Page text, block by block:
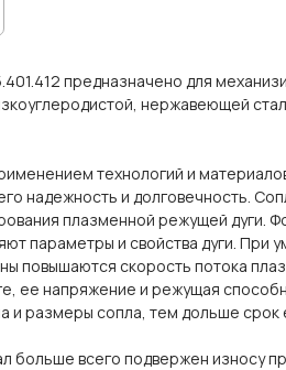
предназначено для
нержавеющей
технологий и
надежность и долговечность.
плазменной режущей дуги.
параметры и свойства дуги. При
повышаются скорость потока
ее напряжение и режущая
и размеры сопла, тем дольше срок
больше всего подвержен износу